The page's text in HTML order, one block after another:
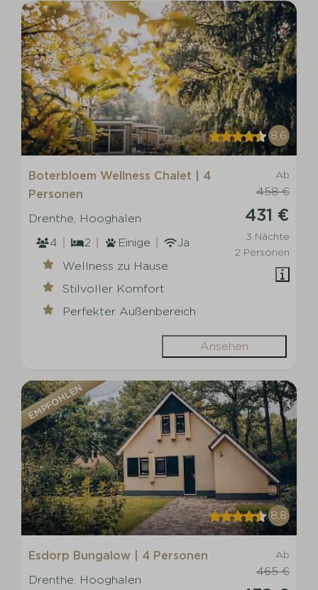
8,6
Ab
458 €
431 €
3 Nächte
2 Personen
Boterbloem Wellness Chalet | 4
Personen
Drenthe, Hooghalen
4
2 Einige
Ja
Wellness zu Hause
Stilvoller Komfort
Perfekter Außenbereich
Ansehen
EMPFOHLEN
8,8
Ab
465 €
Esdorp Bungalow | 4 Personen
Drenthe, Hooghalen